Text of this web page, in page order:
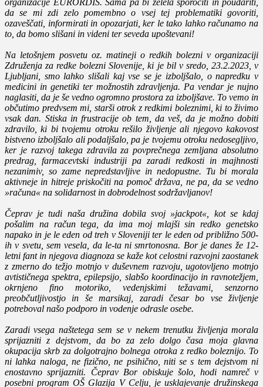
da se mi zdi zelo pomembno o vsej tej problematiki govoriti,
ozaveščati, informirati in opozarjati, ker le tako lahko računamo na
to, da bomo slišani in videni ter seveda upoštevani!
Na letošnjem posvetu oz. matineji o redkih bolezni v organizaciji
Združenja za redke bolezni Slovenije, ki je bil v sredo, 23.2.2023, v
Ljubljani, smo lahko slišali kaj vse se je izboljšalo, o napredku v
medicini in genetiki ter možnostih zdravljenja. Pa vendar je nujno
naglasiti, da je še vedno ogromno prostora za izboljšave. To vemo in
občutimo predvsem mi, starši otrok z redkimi boleznimi, ki to živimo
vsak dan. Stiska in frustracije ob tem, da veš, da je možno dobiti
zdravilo, ki bi tvojemu otroku rešilo življenje ali njegovo kakovost
bistveno izboljšalo ali podaljšalo, pa je tvojemu otroku nedosegljivo,
ker je razvoj takega zdravila za povprečnega zemljana absolutno
predrag, farmacevtski industriji pa zaradi redkosti in majhnosti
nezanimiv, so zame nepredstavljive in nedopustne. Tu bi morala
aktivneje in hitreje priskočiti na pomoč država, ne pa, da se vedno
»računa« na solidarnost in dobrodelnost sodržavljanov!
Čeprav je tudi naša družina dobila svoj »jackpot«, kot se kdaj
pošalim na račun tega, da ima moj mlajši sin redko genetsko
napako in je le eden od treh v Sloveniji ter le eden od približno 500-
ih v svetu, sem vesela, da le-ta ni smrtonosna. Bor je danes že 12-
letni fant in njegova diagnoza se kaže kot celostni razvojni zaostanek
z zmerno do težjo motnjo v duševnem razvoju, ugotovljeno motnjo
avtističnega spektra, epilepsijo, slabšo koordinacijo in ravnotežjem,
okrnjeno fino motoriko, vedenjskimi težavami, senzorno
preobčutljivostjo in še marsikaj, zaradi česar bo vse življenje
potreboval našo podporo in vodenje odrasle osebe.
Zaradi vsega naštetega sem se v nekem trenutku življenja morala
sprijazniti z dejstvom, da bo za zelo dolgo časa moja glavna
okupacija skrb za dolgotrajno bolnega otroka z redko boleznijo. To
ni lahka naloga, ne fizično, ne psihično, niti se s tem dejstvom ni
enostavno sprijazniti. Čeprav Bor obiskuje šolo, hodi namreč v
posebni program OŠ Glazija V Celju, je usklajevanje družinskega